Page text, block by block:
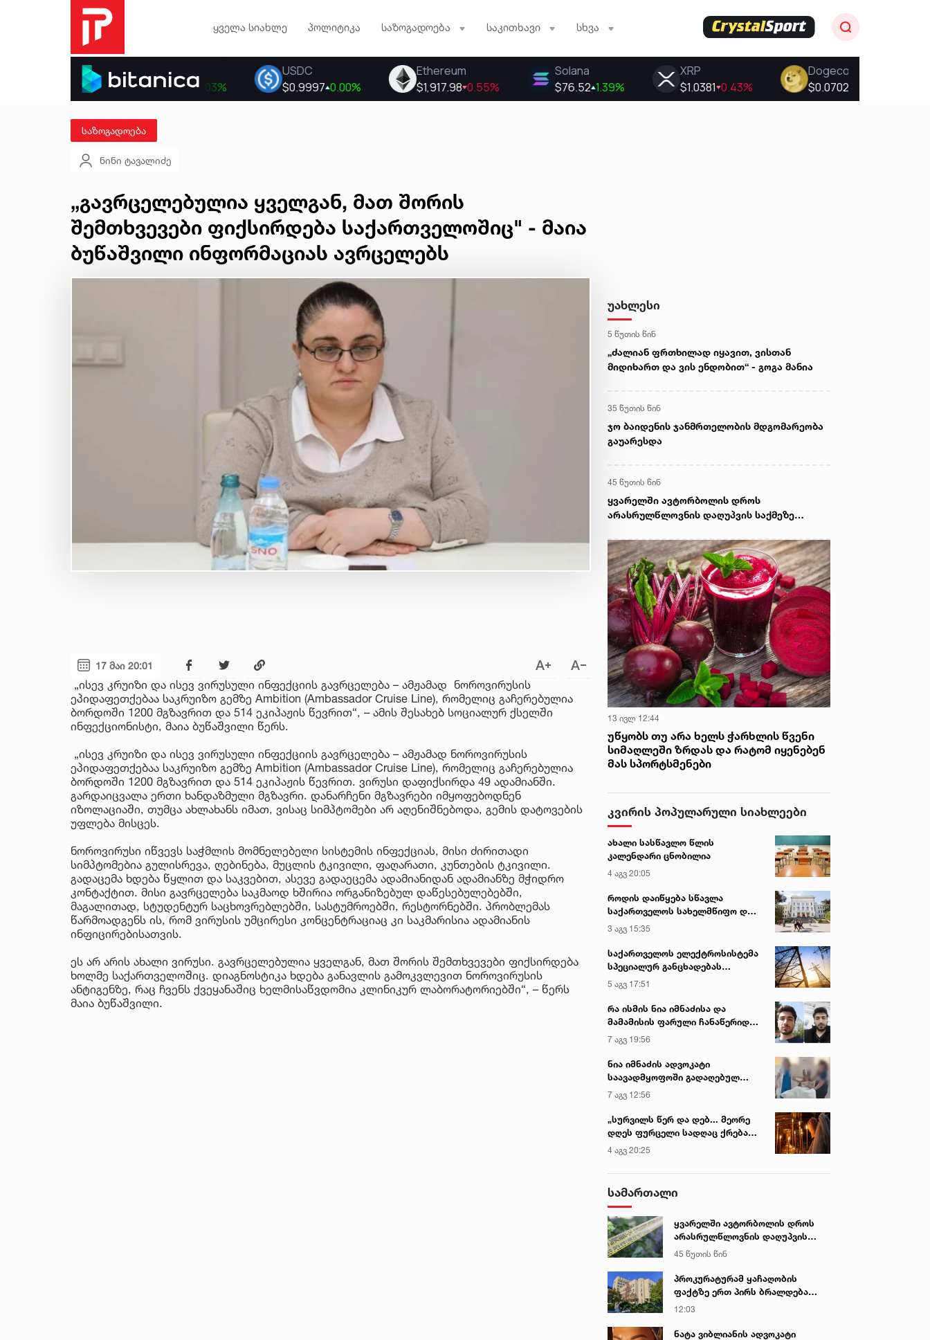
ყველა სიახლე პოლიტიკა საზოგადოება საკითხავი სხვა
საზოგადოება
ნინი ტავალიძე
„გავრცელებულია ყველგან, მათ შორის
შემთხვევები ფიქსირდება საქართველოშიც" - მაია
ბუწაშვილი ინფორმაციას ავრცელებს
17 მაი 20:01
„ისევ კრუიზი და ისევ ვირუსული ინფექციის გავრცელება – ამჟამად ნოროვირუსის
ეპიდაფეთქებაა საკრუიზო გემზე Ambition (Ambassador Cruise Line), რომელიც გაჩერებულია
ბორდოში 1200 მგზავრით და 514 ეკიპაჟის წევრით“, – ამის შესახებ სოციალურ ქსელში
ინფექციონისტი, მაია ბუწაშვილი წერს.
„ისევ კრუიზი და ისევ ვირუსული ინფექციის გავრცელება – ამჟამად ნოროვირუსის
ეპიდაფეთქებაა საკრუიზო გემზე Ambition (Ambassador Cruise Line), რომელიც გაჩერებულია
ბორდოში 1200 მგზავრით და 514 ეკიპაჟის წევრით. ვირუსი დაფიქსირდა 49 ადამიანში.
გარდაიცვალა ერთი ხანდაზმული მგზავრი. დანარჩენი მგზავრები იმყოფებოდნენ
იზოლაციაში, თუმცა ახლახანს იმათ, ვისაც სიმპტომები არ აღენიშნებოდა, გემის დატოვების
უფლება მისცეს.
ნოროვირუსი იწვევს საჭმლის მომნელებელი სისტემის ინფექციას, მისი ძირითადი
სიმპტომებია გულისრევა, ღებინება, მუცლის ტკივილი, ფაღარათი, კუნთების ტკივილი.
გადაცემა ხდება წყლით და საკვებით, ასევე გადაეცემა ადამიანიდან ადამიანზე მჭიდრო
კონტაქტით. მისი გავრცელება საკმაოდ ხშირია ორგანიზებულ დაწესებულებებში,
მაგალითად, სტუდენტურ საცხოვრებლებში, სასტუმროებში, რესტორნებში. პრობლემას
წარმოადგენს ის, რომ ვირუსის უმცირესი კონცენტრაციაც კი საკმარისია ადამიანის
ინფიცირებისათვის.
ეს არ არის ახალი ვირუსი. გავრცელებულია ყველგან, მათ შორის შემთხვევები ფიქსირდება
ხოლმე საქართველოშიც. დიაგნოსტიკა ხდება განავლის გამოკვლევით ნოროვირუსის
ანტიგენზე, რაც ჩვენს ქვეყანაშიც ხელმისაწვდომია კლინიკურ ლაბორატორიებში“, – წერს
მაია ბუწაშვილი.
უახლესი
5 წუთის წინ
„ძალიან ფრთხილად იყავით, ვისთან
მიდიხართ და ვის ენდობით“ - გოგა მანია
35 წუთის წინ
ჯო ბაიდენის ჯანმრთელობის მდგომარეობა
გაუარესდა
45 წუთის წინ
ყვარელში ავტორბოლის დროს
არასრულწლოვნის დაღუპვის საქმეზე
რა არის ამ დროისთვის ცნობილი
13 ივლ 12:44
უწყობს თუ არა ხელს ჭარხლის წვენი
სიმაღლეში ზრდას და რატომ იყენებენ
მას სპორტსმენები
კვირის პოპულარული სიახლეები
ახალი სასწავლო წლის
კალენდარი ცნობილია
4 აგვ 20:05
როდის დაიწყება სწავლა
საქართველოს სახელმწიფო და
კერძო უნივერსიტეტებში
3 აგვ 15:35
საქართველოს ელექტროსისტემა
სპეციალურ განცხადებას
ავრცელებს
5 აგვ 17:51
რა ისმის ნია იმნაძისა და
მამამისის ფარული ჩანაწერიდან
- გიგა ავალიანის მკვლელობის
საქმე
7 აგვ 19:56
ნია იმნაძის ადვოკატი
საავადმყოფოში გადაღებულ
კადრებს ავრცელებს
7 აგვ 12:56
„სურვილს წერ და დებ... მეორე
დღეს ფურცელი სადღაც ქრება
და სურვილი სრულდება...“ -
სასწაულმოქმედი ტაძარი შიდა
ქართლში
4 აგვ 20:25
სამართალი
ყვარელში ავტორბოლის დროს
არასრულწლოვნის დაღუპვის
საქმეზე პროკურატურამ 2 პირს
ბრალი წარუდგინა - რა არის ამ
დროისთვის ცნობილი
45 წუთის წინ
პროკურატურამ ყაჩაღობის
ფაქტზე ერთ პირს ბრალდება
წარუდგინა
12:03
ნატა ვიბლიანის ადვოკატი